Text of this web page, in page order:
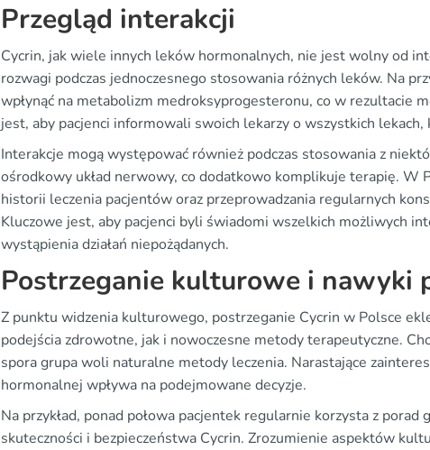
Przegląd interakcji
Cycrin, jak wiele innych leków hormonalnych, nie jest wolny od
rozwagi podczas jednoczesnego stosowania różnych leków. Na
wpłynąć na metabolizm medroksyprogesteronu, co w rezultacie
jest, aby pacjenci informowali swoich lekarzy o wszystkich lekach,
Interakcje mogą występować również podczas stosowania z
ośrodkowy układ nerwowy, co dodatkowo komplikuje terapię. W
historii leczenia pacjentów oraz przeprowadzania regularnych
Kluczowe jest, aby pacjenci byli świadomi wszelkich możliwych
wystąpienia działań niepożądanych.
Postrzeganie kulturowe i nawyki
Z punktu widzenia kulturowego, postrzeganie Cycrin w Polsce
podejścia zdrowotne, jak i nowoczesne metody terapeutyczne.
spora grupa woli naturalne metody leczenia. Narastające
hormonalnej wpływa na podejmowane decyzje.
Na przykład, ponad połowa pacjentek regularnie korzysta z
skuteczności i bezpieczeństwa Cycrin. Zrozumienie aspektów